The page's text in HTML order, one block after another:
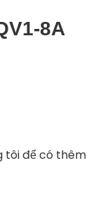
8A
tôi để có thêm